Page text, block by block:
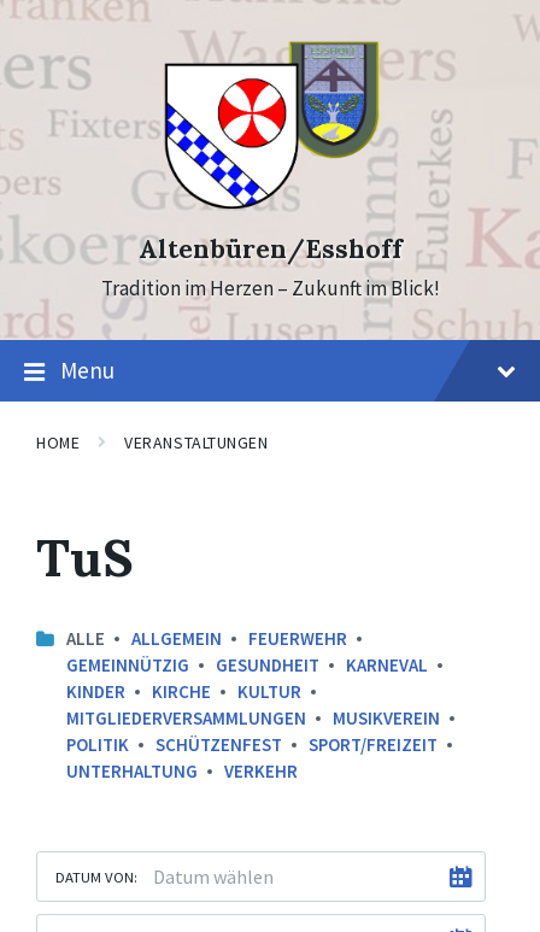
Skip
content
Skip
footer
Altenbüren/Esshoff
Tradition im Herzen – Zukunft im Blick!
Menu
HOME VERANSTALTUNGEN
TuS
ALLE ALLGEMEIN
FEUERWEHR
GEMEINNÜTZIG
GESUNDHEIT
KARNEVAL
KINDER
KIRCHE
KULTUR
MITGLIEDERVERSAMMLUNGEN
MUSIKVEREIN
POLITIK
SCHÜTZENFEST
SPORT/FREIZEIT
UNTERHALTUNG
VERKEHR
DATUM VON: